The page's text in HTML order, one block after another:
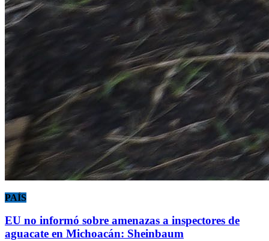
PAÍS
EU no informó sobre amenazas a inspectores de
aguacate en Michoacán: Sheinbaum